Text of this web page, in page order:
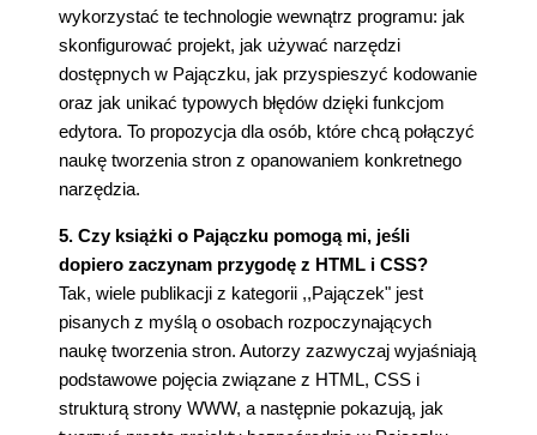
wykorzystać te technologie wewnątrz programu: jak
skonfigurować projekt, jak używać narzędzi
dostępnych w Pajączku, jak przyspieszyć kodowanie
oraz jak unikać typowych błędów dzięki funkcjom
edytora. To propozycja dla osób, które chcą połączyć
naukę tworzenia stron z opanowaniem konkretnego
narzędzia.
5. Czy książki o Pajączku pomogą mi, jeśli
dopiero zaczynam przygodę z HTML i CSS?
Tak, wiele publikacji z kategorii ,,Pajączek" jest
pisanych z myślą o osobach rozpoczynających
naukę tworzenia stron. Autorzy zazwyczaj wyjaśniają
podstawowe pojęcia związane z HTML, CSS i
strukturą strony WWW, a następnie pokazują, jak